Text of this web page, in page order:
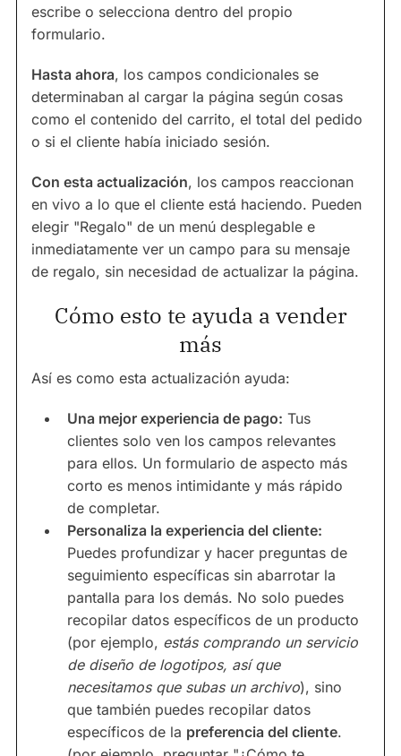
escribe o selecciona dentro del propio
formulario.
Hasta ahora, los campos condicionales se
determinaban al cargar la página según cosas
como el contenido del carrito, el total del pedido
o si el cliente había iniciado sesión.
Con esta actualización, los campos reaccionan
en vivo a lo que el cliente está haciendo. Pueden
elegir "Regalo" de un menú desplegable e
inmediatamente ver un campo para su mensaje
de regalo, sin necesidad de actualizar la página.
Cómo esto te ayuda a vender
más
Así es como esta actualización ayuda:
Una mejor experiencia de pago: Tus
clientes solo ven los campos relevantes
para ellos. Un formulario de aspecto más
corto es menos intimidante y más rápido
de completar.
Personaliza la experiencia del cliente:
Puedes profundizar y hacer preguntas de
seguimiento específicas sin abarrotar la
pantalla para los demás. No solo puedes
recopilar datos específicos de un producto
(por ejemplo, estás comprando un servicio
de diseño de logotipos, así que
necesitamos que subas un archivo), sino
que también puedes recopilar datos
específicos de la preferencia del cliente.